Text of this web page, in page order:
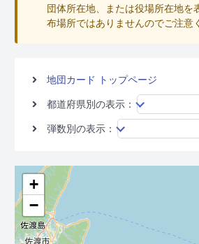
団体所在地、または役場所在地を
布場所ではありませんのでご注意
地団カード トップページ
都道府県別の表示：
弾数別の表示：
+
−